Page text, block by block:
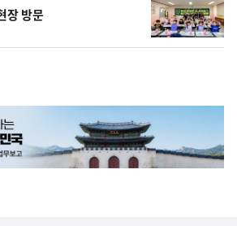
장 방문